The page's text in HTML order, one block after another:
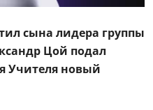
сына лидера группы
Цой подал
Учителя новый